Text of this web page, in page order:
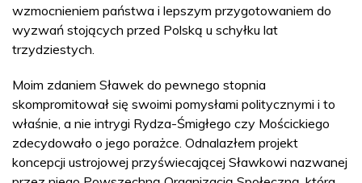
wzmocnieniem państwa i lepszym przygotowaniem do
wyzwań stojących przed Polską u schyłku lat
trzydziestych.
Moim zdaniem Sławek do pewnego stopnia
skompromitował się swoimi pomysłami politycznymi i to
właśnie, a nie intrygi Rydza-Śmigłego czy Mościckiego
zdecydowało o jego porażce. Odnalazłem projekt
koncepcji ustrojowej przyświecającej Sławkowi nazwanej